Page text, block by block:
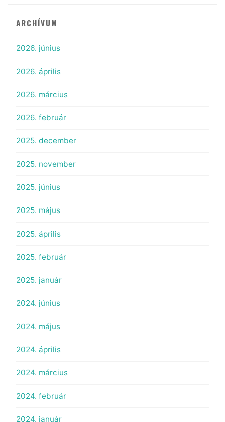
ARCHÍVUM
2026. június
2026. április
2026. március
2026. február
2025. december
2025. november
2025. június
2025. május
2025. április
2025. február
2025. január
2024. június
2024. május
2024. április
2024. március
2024. február
2024. január